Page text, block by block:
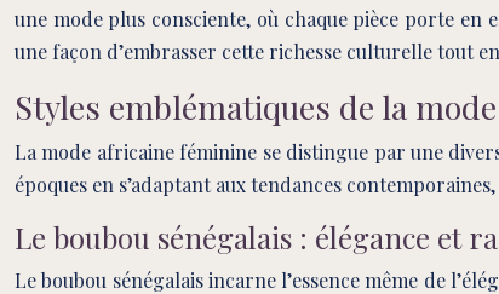
une mode plus consciente, où chaque pièce porte
une façon d’embrasser cette richesse culturelle tout
Styles emblématiques de la
La mode africaine féminine se distingue par une
époques en s’adaptant aux tendances
Le boubou sénégalais : élégance et
Le boubou sénégalais incarne l’essence même de